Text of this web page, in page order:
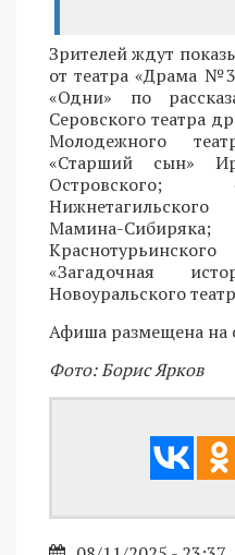
Зрителей ждут
от театра «Драма
«Одни» по
Серовского театра
Молодежного
«Старший сын»
Островского;
Мамина-
«Загадочная
Новоуральского
Афиша размещена на
Фото: Борис Ярков